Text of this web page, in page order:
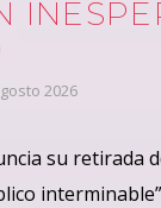
2026
su retirada